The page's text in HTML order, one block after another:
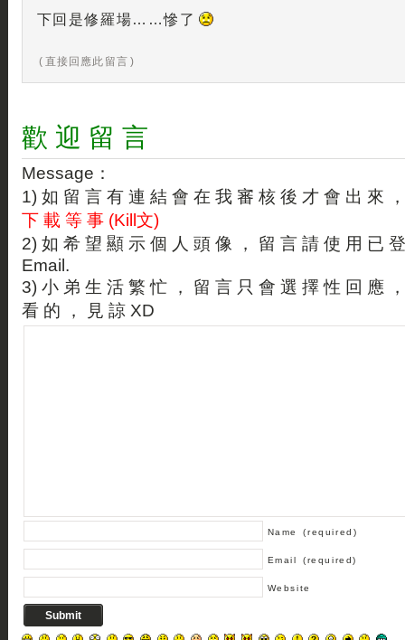
下回是修羅場……慘了
( 直接回應此留言 )
歡 迎 留 言
Message：
1) 如 留 言 有 連 結 會 在 我 審 核 後 才 會 出 來
下 載 等 事 (Kill文)
2) 如 希 望 顯 示 個 人 頭 像 ， 留 言 請 使 用 已
Email.
3) 小 弟 生 活 繁 忙 ， 留 言 只 會 選 擇 性 回 應
看 的 ， 見 諒 XD
Name (required)
Email (required)
Website